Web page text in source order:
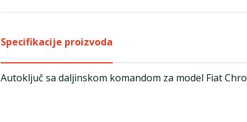
Specifikacije proizvoda
Autoključ sa daljinskom komandom za model Fiat